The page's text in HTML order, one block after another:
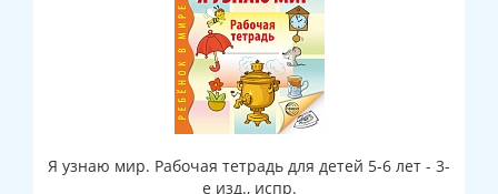
Я узнаю мир. Рабочая тетрадь для детей 5-6 лет - 3-
е изд., испр.